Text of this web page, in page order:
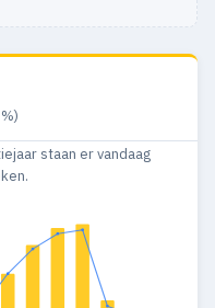
staan er vandaag